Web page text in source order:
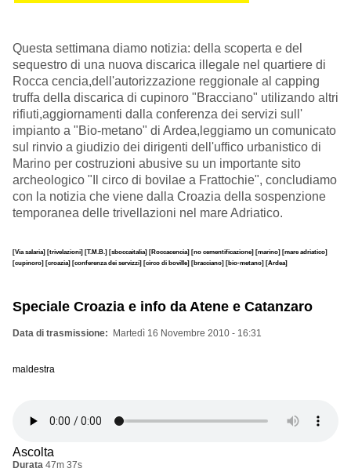
Questa settimana diamo notizia: della scoperta e del
sequestro di una nuova discarica illegale nel quartiere di
Rocca cencia,dell'autorizzazione reggionale al capping
truffa della discarica di cupinoro "Bracciano" utilizando altri
rifiuti,aggiornamenti dalla conferenza dei servizi sull'
impianto a "Bio-metano" di Ardea,leggiamo un comunicato
sul rinvio a giudizio dei dirigenti dell'uffico urbanistico di
Marino per costruzioni abusive su un importante sito
archeologico "Il circo di bovilae a Frattochie", concludiamo
con la notizia che viene dalla Croazia della sospenzione
temporanea delle trivellazioni nel mare Adriatico.
[Via salaria] [trivelazioni] [T.M.B.] [sboccaitalia] [Roccacencia] [no cementificazione] [marino] [mare adriatico]
[cupinoro] [croazia] [conferenza dei servizzi] [circo di boville] [bracciano] [bio-metano] [Ardea]
Speciale Croazia e info da Atene e Catanzaro
Data di trasmissione Martedì 16 Novembre 2010 - 16:31
maldestra
Ascolta
Durata 47m 37s